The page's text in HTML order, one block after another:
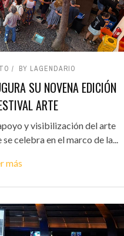
BY LAGENDARIO
SU NOVENA EDICIÓN
ARTE
y visibilización del arte
se celebra en el marco de la...
más